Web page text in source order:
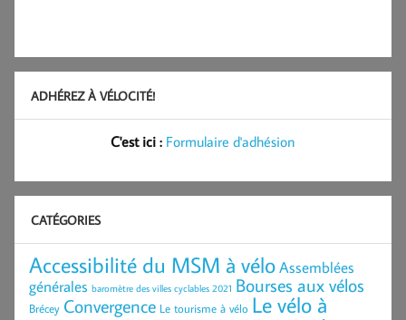
ADHÉREZ À VÉLOCITÉ!
C'est ici : Formulaire d'adhésion
CATÉGORIES
Accessibilité du MSM à véloAssemblées
générales baromètre des villes cyclables 2021 Bourses aux vélos
Brécey Convergence Le tourisme à vélo Le vélo à